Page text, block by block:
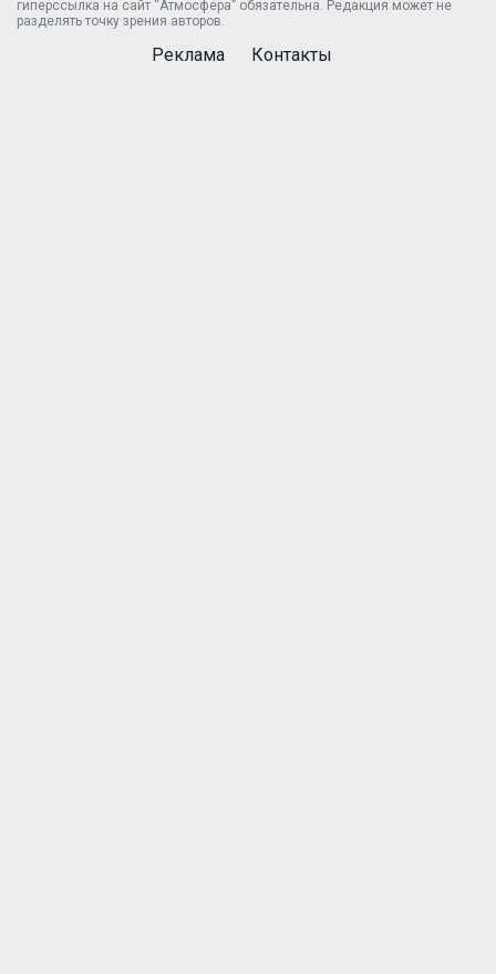
гиперссылка на сайт “Атмосфера” обязательна. Редакция может не
разделять точку зрения авторов.
Реклама Контакты